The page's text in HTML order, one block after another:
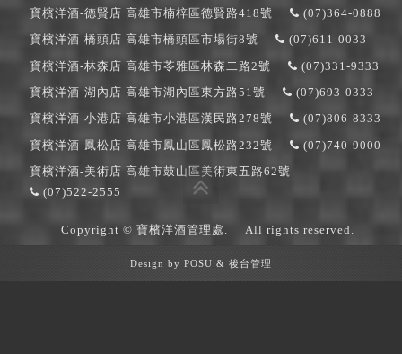
寶檳洋酒-德賢店 高雄市楠梓區德賢路418號 (07)364-0888
寶檳洋酒-橋頭店 高雄市橋頭區市場街8號 (07)611-0033
寶檳洋酒-林森店 高雄市苓雅區林森二路2號 (07)331-9333
寶檳洋酒-湖內店 高雄市湖內區東方路51號 (07)693-0333
寶檳洋酒-小港店 高雄市小港區漢民路278號 (07)806-8333
寶檳洋酒-鳳松店 高雄市鳳山區鳳松路232號 (07)740-9000
寶檳洋酒-美術店 高雄市鼓山區美術東五路62號
(07)522-2555
Copyright © 寶檳洋酒管理處. All rights reserved.
Design by POSU & 後台管理